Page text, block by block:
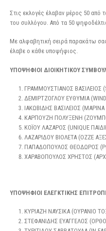
Στις εκλογές έλαβαν μέρος 50 από
του συλλόγου. Από τα 50
Με αλφαβητική σειρά παρακάτω
έλαβε ο κάθε υποψήφιος.
ΥΠΟΨΗΦΙΟΙ ΔΙΟΙΚΗΤΙΚΟΥ
ΓΡΑΜΜΟΥΣΤΙΑΝΟΣ ΒΑΣΙΛΕΙΟΣ
ΔΕΜΙΡΤΖΟΓΛΟΥ ΕΥΘΥΜΙΑ
ΙΑΚΩΒΙΔΗΣ ΒΑΣΙΛΕΙΟΣ
ΚΑΡΠΟΥΖΗ ΠΟΛΥΞΕΝΗ
ΚΟΪΟΥ ΛΑΖΑΡΟΣ
ΛΑΖΑΡΙΔΟΥ
ΠΑΠΑΔΟΠΟΥΛΟΣ
ΧΑΡΑΒΟΠΟΥΛΟΣ ΧΡΗΣΤΟΣ
ΥΠΟΨΗΦΙΟΙ ΕΛΕΓΚΤΙΚΗΣ
ΚΥΡΙΑΖΗ ΝΑΥΣΙΚΑ (ΟΥΡΑΝΙΟ
ΣΤΕΦΑΝΙΔΗΣ